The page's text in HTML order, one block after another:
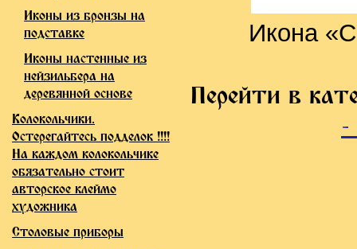
Иконы из бронзы на
подставке
Иконы настенные из
нейзильбера на
деревянной основе
Колокольчики.
Остерегайтесь подделок !!!!
На каждом колокольчике
обязательно стоит
авторское клеймо
художника
Столовые приборы
Икона
Перейти в
-